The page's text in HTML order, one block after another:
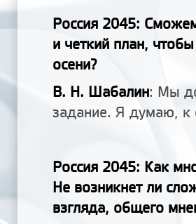
Россия 2045:
и четкий план,
осени?
В. Н. Шабалин: Мы
задание. Я думаю, к
Россия 2045: Как
Не возникнет ли
взгляда, общего